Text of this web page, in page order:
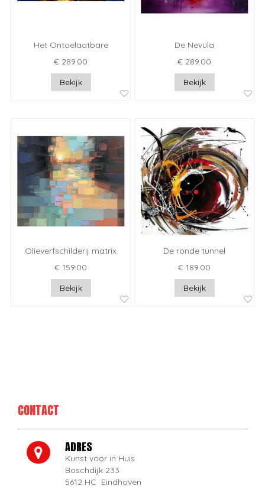
Het Ontoelaatbare
€ 289.00
Bekijk
De Nevula
€ 289.00
Bekijk
Olieverfschilderij matrix
€ 159.00
Bekijk
De ronde tunnel
€ 189.00
Bekijk
CONTACT
ADRES
Kunst voor in Huis
Boschdijk 233
5612 HC Eindhoven